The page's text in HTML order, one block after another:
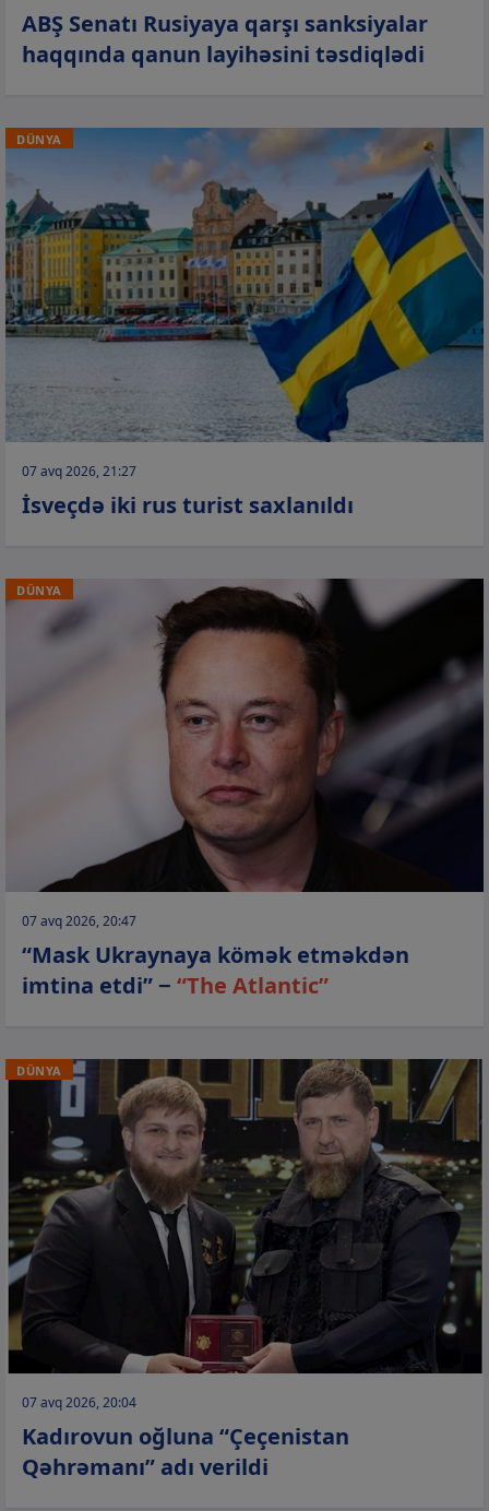
ABŞ Senatı Rusiyaya qarşı sanksiyalar
haqqında qanun layihəsini təsdiqlədi
DÜNYA
07 avq 2026, 21:27
İsveçdə iki rus turist saxlanıldı
DÜNYA
07 avq 2026, 20:47
“Mask Ukraynaya kömək etməkdən
imtina etdi” − “The Atlantic”
DÜNYA
07 avq 2026, 20:04
Kadırovun oğluna “Çeçenistan
Qəhrəmanı” adı verildi